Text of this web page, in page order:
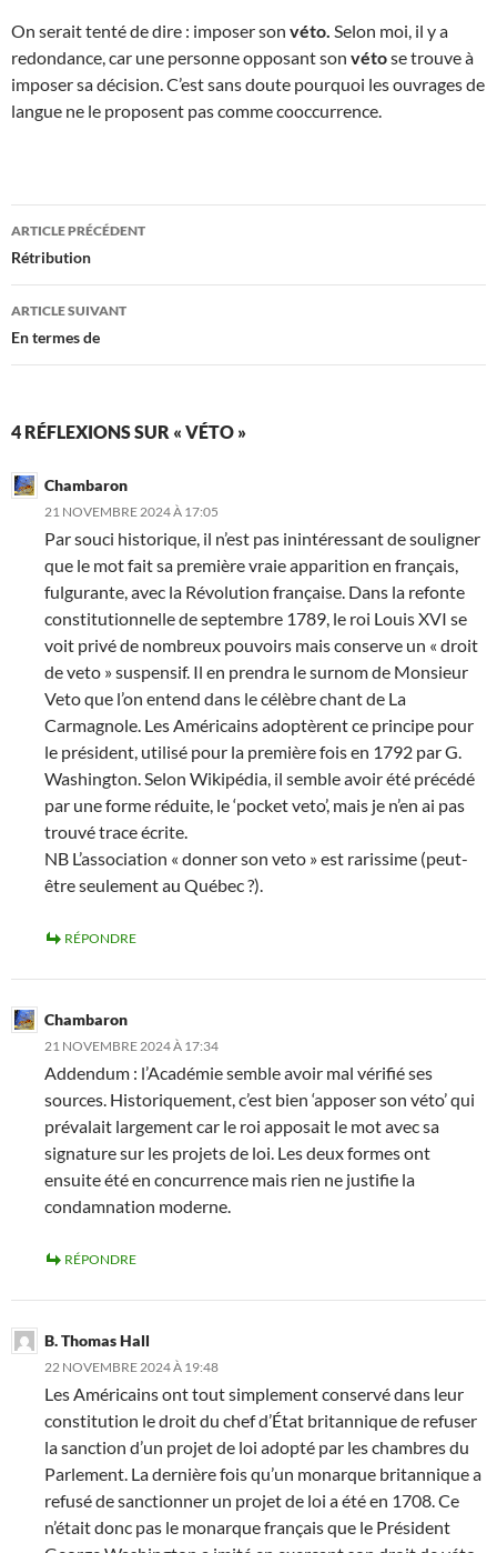
On serait tenté de dire : imposer son véto. Selon moi, il y a
redondance, car une personne opposant son vétose trouve à
imposer sa décision. C’est sans doute pourquoi les ouvrages de
langue ne le proposent pas comme cooccurrence.
Navigation
des
articles
ARTICLE PRÉCÉDENT
Rétribution
ARTICLE SUIVANT
En termes de
4 RÉFLEXIONS SUR « VÉTO »
Chambaron
21 NOVEMBRE 2024 À 17:05
Par souci historique, il n’est pas inintéressant de souligner
que le mot fait sa première vraie apparition en français,
fulgurante, avec la Révolution française. Dans la refonte
constitutionnelle de septembre 1789, le roi Louis XVI se
voit privé de nombreux pouvoirs mais conserve un « droit
de veto » suspensif. Il en prendra le surnom de Monsieur
Veto que l’on entend dans le célèbre chant de La
Carmagnole. Les Américains adoptèrent ce principe pour
le président, utilisé pour la première fois en 1792 par G.
Washington. Selon Wikipédia, il semble avoir été précédé
par une forme réduite, le ‘pocket veto’, mais je n’en ai pas
trouvé trace écrite.
NB L’association « donner son veto » est rarissime (peut-
être seulement au Québec ?).
RÉPONDRE
Chambaron
21 NOVEMBRE 2024 À 17:34
Addendum : l’Académie semble avoir mal vérifié ses
sources. Historiquement, c’est bien ‘apposer son véto’ qui
prévalait largement car le roi apposait le mot avec sa
signature sur les projets de loi. Les deux formes ont
ensuite été en concurrence mais rien ne justifie la
condamnation moderne.
RÉPONDRE
B. Thomas Hall
22 NOVEMBRE 2024 À 19:48
Les Américains ont tout simplement conservé dans leur
constitution le droit du chef d’État britannique de refuser
la sanction d’un projet de loi adopté par les chambres du
Parlement. La dernière fois qu’un monarque britannique a
refusé de sanctionner un projet de loi a été en 1708. Ce
n’était donc pas le monarque français que le Président